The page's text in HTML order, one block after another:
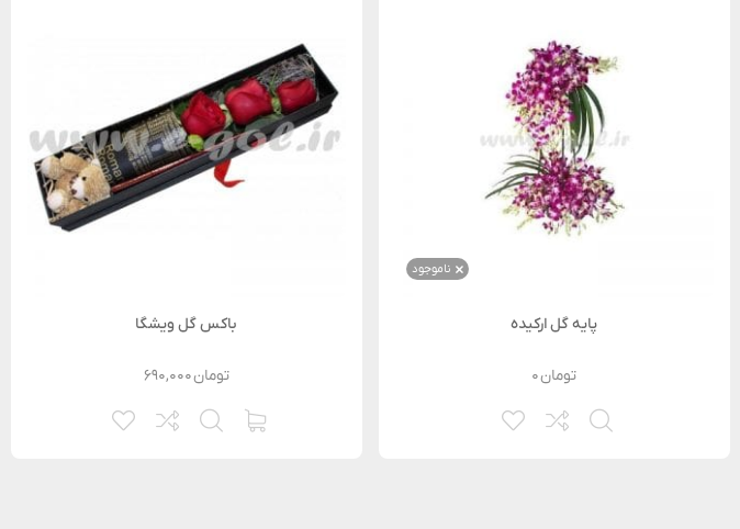
ناموجود
پایه گل ارکیده
۰تومان
باکس گل ویشگا
۶۹۰,۰۰۰تومان